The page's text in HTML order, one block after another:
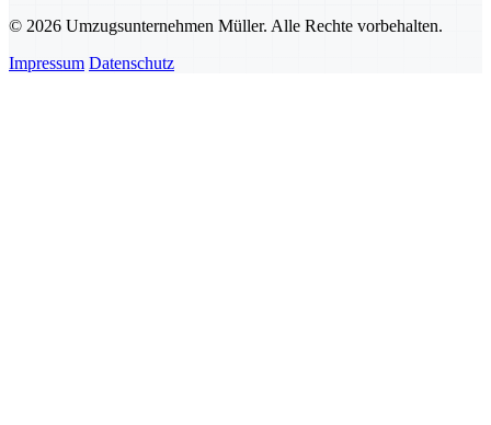
© 2026 Umzugsunternehmen Müller. Alle Rechte vorbehalten.
Impressum Datenschutz